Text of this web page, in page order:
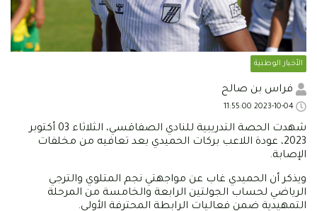
الأخبار الوطنية
فراس بن صالح
شهدت الحصة التدريبية للنادي الصفاقسي، الثلاثاء 03 أكتوبر
2023، عودة اللاعب بركات الحميدي بعد تعافيه من مخلفات
الإصابة.
ويذكر أن الحميدي غاب عن مواجهتي نجم المتلوي والترجي
الرياضي لحساب الجولتين الرابعة والخامسة من المرحلة
التمهيدية ضمن فعاليات الرابطة المحترفة الأولى.